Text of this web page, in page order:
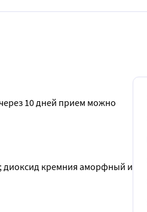
10 дней прием можно
диоксид кремния аморфный и